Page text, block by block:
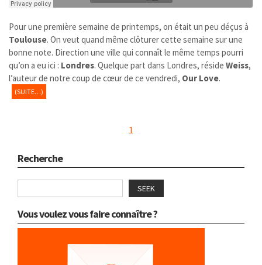
Pour une première semaine de printemps, on était un peu déçus à
Toulouse. On veut quand même clôturer cette semaine sur une
bonne note. Direction une ville qui connaît le même temps pourri
qu’on a eu ici : Londres. Quelque part dans Londres, réside Weiss,
l’auteur de notre coup de cœur de ce vendredi, Our Love.
(SUITE…)
1
Recherche
SEEK
Vous voulez vous faire connaître ?